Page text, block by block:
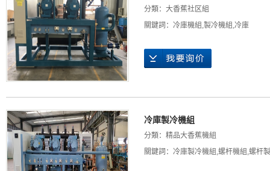
分類： 大香蕉社区組
關鍵詞： 冷庫機組 ,製冷機組 ,冷庫
冷庫製冷機組
分類： 精品大香蕉機組
關鍵詞： 冷庫製冷機組 ,螺杆機組 ,螺杆